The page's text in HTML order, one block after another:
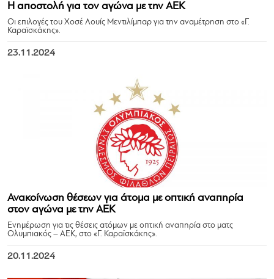
Η αποστολή για τον αγώνα με την ΑΕΚ
Οι επιλογές του Χοσέ Λουίς Μεντιλίμπαρ για την αναμέτρηση στο «Γ.
Καραϊσκάκης».
23.11.2024
Ανακοίνωση θέσεων για άτομα με οπτική αναπηρία
στον αγώνα με την ΑΕΚ
Ενημέρωση για τις θέσεις ατόμων με οπτική αναπηρία στο ματς
Ολυμπιακός – ΑΕΚ, στο «Γ. Καραϊσκάκης».
20.11.2024